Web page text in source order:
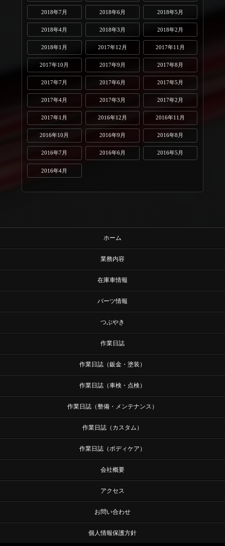
2018年7月 2018年6月 2018年5月
2018年4月 2018年3月 2018年2月
2018年1月 2017年12月 2017年11月
2017年10月 2017年9月 2017年8月
2017年7月 2017年6月 2017年5月
2017年4月 2017年3月 2017年2月
2017年1月 2016年12月 2016年11月
2016年10月 2016年9月 2016年8月
2016年7月 2016年6月 2016年5月
2016年4月
ホーム
業務内容
在庫車情報
パーツ情報
つぶやき
作業日誌
作業日誌（鈑金・塗装）
作業日誌（車検・点検）
作業日誌（整備・メンテナンス）
作業日誌（カスタム）
作業日誌（ボディケア）
会社概要
アクセス
お問い合わせ
個人情報保護方針